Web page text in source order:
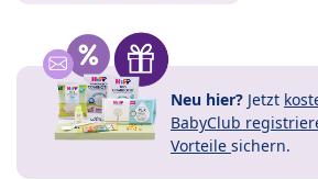
Neu hier? Jetzt
BabyClub
Vorteile sichern.